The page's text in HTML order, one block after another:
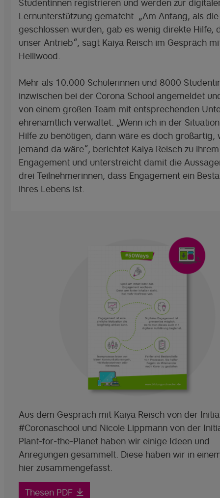
Studentinnen registrieren und werden zur
Lernunterstützung gematcht. „Am Anfang, als
geschlossen wurden, gab es wenig direkte Hilfe,
unser Antrieb“, sagt Kaiya Reisch im Gespräch
Helliwood.
Mehr als 10.000 Schülerinnen und 8000
inzwischen bei der Corona School angemeldet
von einem großen Team mit entsprechenden
ehrenamtlich verwaltet. „Wenn ich in der
Hilfe zu benötigen, dann wäre es doch großartig,
jemand da wäre“, berichtet Kaiya Reisch zu ihrem
Engagement und unterstreicht damit die
drei Teilnehmerinnen, dass Engagement ein
ihres Lebens ist.
Aus dem Gespräch mit Kaiya Reisch von der
#Coronaschool und Nicole Lippmann von der
Plant-for-the-Planet haben wir einige Ideen und
Anregungen gesammelt. Diese haben wir in
hier zusammengefasst.
Thesen PDF